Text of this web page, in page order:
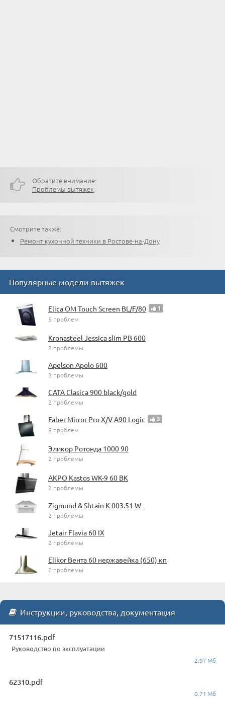
Обратите внимание:
Проблемы вытяжек
Смотрите также:
Ремонт кухонной техники в Ростове-на-Дону
Популярные модели вытяжек
Elica OM Touch Screen BL/F/80 1
5 проблем
Kronasteel Jessica slim PB 600
2 проблемы
Apelson Apolo 600
3 проблемы
CATA Clasica 900 black/gold
2 проблемы
Faber Mirror Pro X/V A90 Logic 3
8 проблем
Эликор Ротонда 1000 90
2 проблемы
AKPO Kastos WK-9 60 BK
2 проблемы
Zigmund & Shtain K 003.51 W
2 проблемы
Jetair Flavia 60 IX
2 проблемы
Elikor Вента 60 нержавейка (650) кп
2 проблемы
Инструкции, руководства, документация
71517116.pdf
Руководство по эксплуатации
2.97 Мб
62310.pdf
0.71 Мб